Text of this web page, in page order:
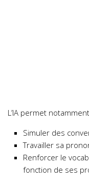
L’IA permet
Simuler des
Travailler sa
Renforcer le
fonction de ses